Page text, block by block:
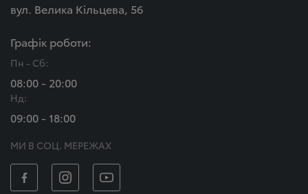
вул. Велика Кільцева, 56
Графік роботи:
Пн - Сб:
08:00 - 20:00
Нд:
09:00 - 18:00
МИ В СОЦ. МЕРЕЖАХ